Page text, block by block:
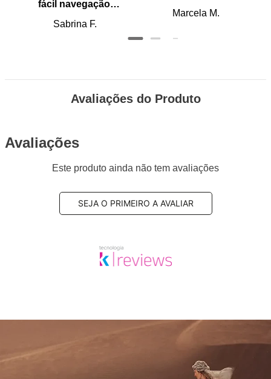
fácil navegação.
Sabrina F.
Marcela M.
Avaliações do Produto
Avaliações
Este produto ainda não tem avaliações
SEJA O PRIMEIRO A AVALIAR